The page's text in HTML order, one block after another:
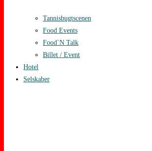
Tannisbugtscenen
Food Events
Food`N Talk
Billet / Event
Hotel
Selskaber